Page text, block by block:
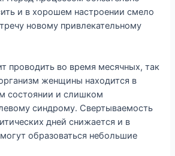
и в хорошем настроении смело
новому привлекательному
проводить во время месячных, так
женщины находится в
состоянии и слишком
синдрому. Свертываемость
дней снижается и в
образоваться небольшие